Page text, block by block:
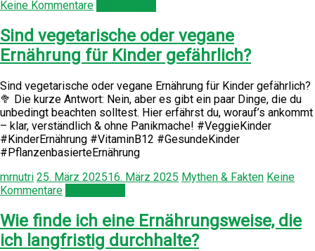
Keine Kommentare
Sind vegetarische oder vegane
Ernährung für Kinder gefährlich?
Sind vegetarische oder vegane Ernährung für Kinder gefährlich?
🥦 Die kurze Antwort: Nein, aber es gibt ein paar Dinge, die du
unbedingt beachten solltest. Hier erfährst du, worauf’s ankommt
– klar, verständlich & ohne Panikmache! #VeggieKinder
#KinderErnährung #VitaminB12 #GesundeKinder
#PflanzenbasierteErnährung
mrnutri 25. März 202516. März 2025 Mythen & Fakten Keine
Kommentare
Wie finde ich eine Ernährungsweise, die
ich langfristig durchhalte?